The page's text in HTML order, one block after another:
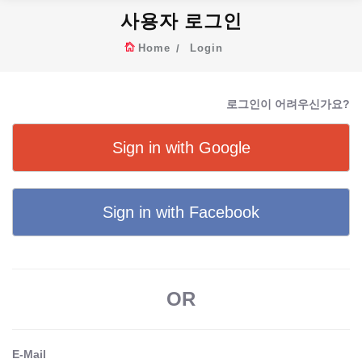
사용자 로그인
Home Login
로그인이 어려우신가요?
Sign in with Google
Sign in with Facebook
OR
E-Mail